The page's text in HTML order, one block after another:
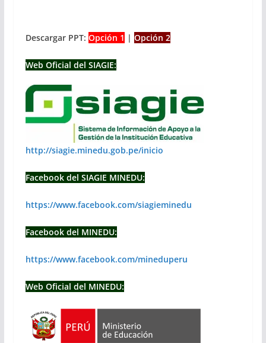
Descargar PPT: Opción 1 | Opción 2
Web Oficial del SIAGIE:
http://siagie.minedu.gob.pe/inicio
Facebook del SIAGIE MINEDU:
https://www.facebook.com/siagieminedu
Facebook del MINEDU:
https://www.facebook.com/mineduperu
Web Oficial del MINEDU: